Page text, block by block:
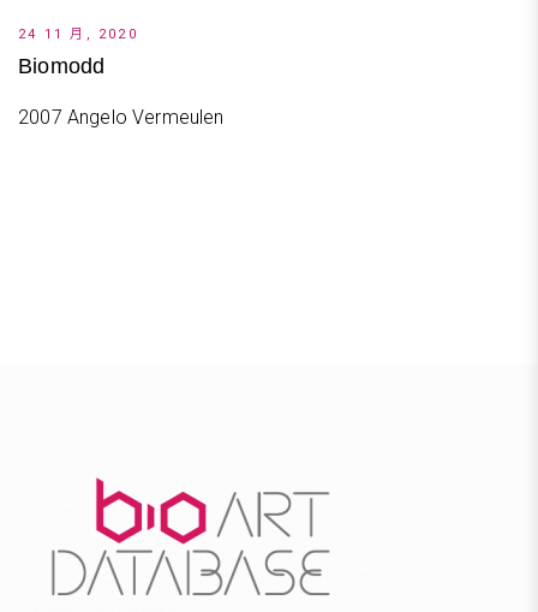
24 11 月, 2020
Biomodd
2007 Angelo Vermeulen